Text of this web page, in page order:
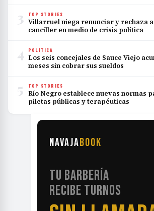
3 TOP STORIES
Villarruel niega renunciar y rechaza
canciller en medio de crisis política
4 POLÍTICA
Los seis concejales de Sauce Viejo
meses sin cobrar sus sueldos
5 TOP STORIES
Río Negro establece nuevas normas
piletas públicas y terapéuticas
NAVAJABOOK
TU BARBERÍA
RECIBE TURNOS